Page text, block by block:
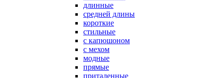
длинные
средней длины
короткие
стильные
с капюшоном
с мехом
модные
прямые
приталенные